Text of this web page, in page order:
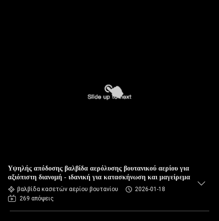
Υψηλής απόδοσης βαλβίδα αερόλυσης βουτανικού αερίου για
αξιόπιστη διανομή - ιδανική για κατασκήνωση και μαγείρεμα
βαλβίδα κασετών αερίου βουτανίου
2026-01-18
269 απόψεις